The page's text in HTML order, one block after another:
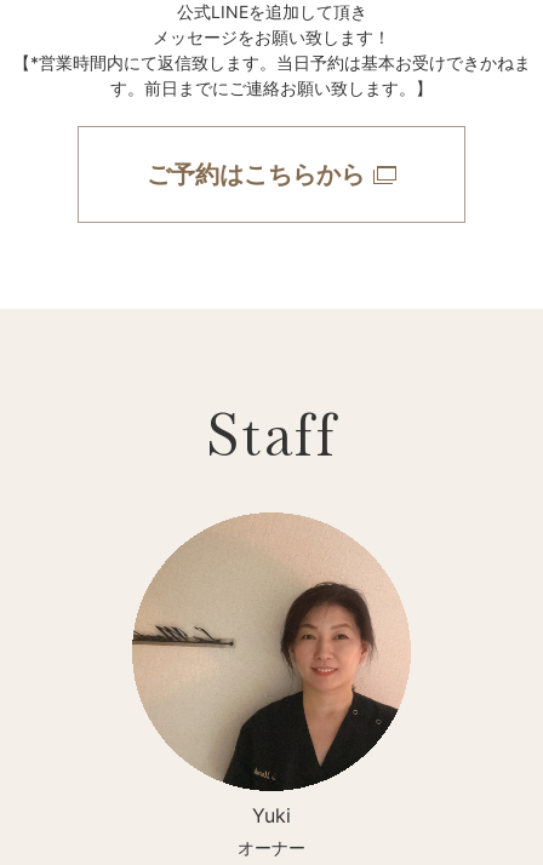
公式LINEを追加して頂き
メッセージをお願い致します！
【*営業時間内にて返信致します。当日予約は基本お受けできかねま
す。前日までにご連絡お願い致します。】
ご予約はこちらから
Staff
Yuki
オーナー